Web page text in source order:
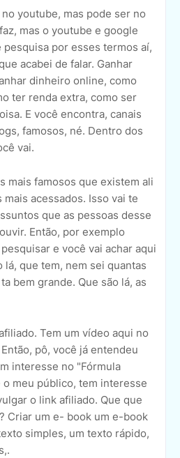
youtube, mas pode ser no
mas o youtube e google
por esses termos aí,
acabei de falar. Ganhar
dinheiro online, como
ter renda extra, como ser
E você encontra, canais
famosos, né. Dentro dos
vai.
mais famosos que existem ali
acessados. Isso vai te
que as pessoas desse
Então, por exemplo
e você vai achar aqui
lá, que tem, nem sei quantas
bem grande. Que são lá, as
Tem um vídeo aqui no
pô, você já entendeu
interesse no "Fórmula
meu público, tem interesse
o link afiliado. Que que
Criar um e- book um e-book
simples, um texto rápido,